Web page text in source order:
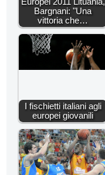
Bargnani: "Una
vittoria che…
I fischietti italiani agli
europei giovanili